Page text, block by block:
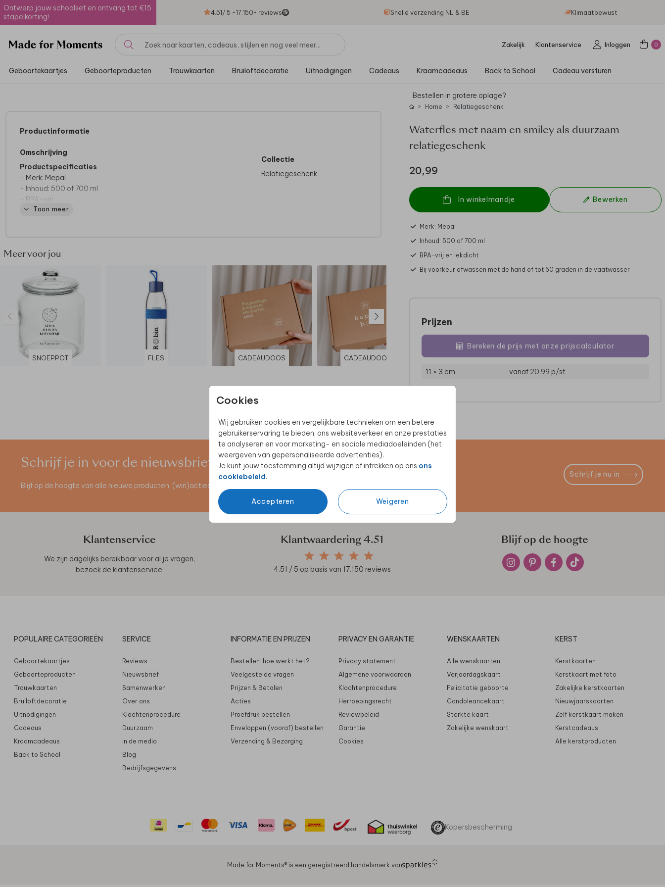
Ontwerp jouw schoolset en ontvang tot €15
stapelkorting!
4.51/ 5 -17.150+ reviews Snelle verzending NL & BE Klimaatbewust
Zakelijk Klantenservice Inloggen 0
Geboortekaartjes Geboorteproducten Trouwkaarten Bruiloftdecoratie Uitnodigingen Cadeaus Kraamcadeaus Back to School Cadeau versturen
Cookies
Wij gebruiken cookies en vergelijkbare technieken om een betere
gebruikerservaring te bieden, ons websiteverkeer en onze prestaties
te analyseren en voor marketing- en sociale mediadoeleinden (het
weergeven van gepersonaliseerde advertenties).
Je kunt jouw toestemming altijd wijzigen of intrekken op ons ons
cookiebeleid.
Accepteren Weigeren
Productinformatie
Omschrijving
Productspecificaties
- Merk: Mepal
- Inhoud: 500 of 700 ml
- BPA-vrij
- Lekdicht
Toon meer
Collectie
Relatiegeschenk
Meer voor jou
SNOEPPOT FLES CADEAUDOOS CADEAUDOOS KOEKBLIK SNOEPPOT
Home Relatiegeschenk
Waterfles met naam en smiley als duurzaam
relatiegeschenk
20,99
Bestellen in grotere oplage?
In winkelmandje Bewerken
Merk: Mepal
Inhoud: 500 of 700 ml
BPA-vrij en lekdicht
Bij voorkeur afwassen met de hand of tot 60 graden in de vaatwasser
Prijzen
Bereken de prijs met onze prijscalculator
11 × 3 cm vanaf 20,99 p/st
Schrijf je in voor de nieuwsbrief
Blijf op de hoogte van alle nieuwe producten, (win)acties en unieke samenwerkingen!
Schrijf je nu in
Klantenservice
We zijn dagelijks bereikbaar voor al je vragen,
bezoek de klantenservice.
Klantwaardering4.51
4.51 / 5 op basis van 17.150 reviews
Blijf op de hoogte
POPULAIRE CATEGORIEËN
Geboortekaartjes
Geboorteproducten
Trouwkaarten
Bruiloftdecoratie
Uitnodigingen
Cadeaus
Kraamcadeaus
Back to School
SERVICE
Reviews
Nieuwsbrief
Samenwerken
Over ons
Klachtenprocedure
Duurzaam
In de media
Blog
Bedrijfsgegevens
INFORMATIE EN PRIJZEN
Bestellen: hoe werkt het?
Veelgestelde vragen
Prijzen & Betalen
Acties
Proefdruk bestellen
Enveloppen (vooraf) bestellen
Verzending & Bezorging
PRIVACY EN GARANTIE
Privacy statement
Algemene voorwaarden
Klachtenprocedure
Herroepingsrecht
Reviewbeleid
Garantie
Cookies
WENSKAARTEN
Alle wenskaarten
Verjaardagskaart
Felicitatie geboorte
Condoleancekaart
Sterkte kaart
Zakelijke wenskaart
KERST
Kerstkaarten
Kerstkaart met foto
Zakelijke kerstkaarten
Nieuwjaarskaarten
Zelf kerstkaart maken
Kerstcadeaus
Alle kerstproducten
Kopersbescherming
Made for Moments®️ is een geregistreerd handelsmerk van